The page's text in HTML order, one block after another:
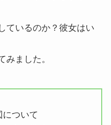
ているのか？彼女はい
みました。
について